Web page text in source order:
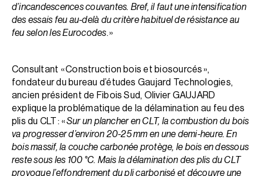
d’incandescences couvantes. Bref, il faut une intensification
des essais feu au-delà du critère habituel de résistance au
feu selon les Eurocodes. »
Consultant « Construction bois et biosourcés »,
fondateur du bureau d’études Gaujard Technologies,
ancien président de Fibois Sud, Olivier GAUJARD
explique la problématique de la délamination au feu des
plis du CLT : «Sur un plancher en CLT, la combustion du bois
va progresser d’environ 20-25 mm en une demi-heure. En
bois massif, la couche carbonée protège, le bois en dessous
reste sous les 100 °C. Mais la délamination des plis du CLT
provoque l’effondrement du pli carbonisé et découvre une